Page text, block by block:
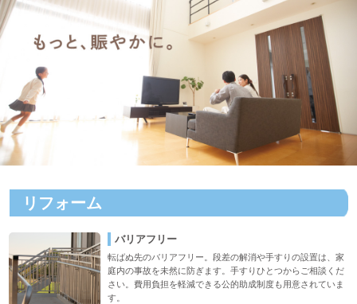
リフォーム
バリアフリー
転ばぬ先のバリアフリー。段差の解消や手すりの設置は、家
庭内の事故を未然に防ぎます。手すりひとつからご相談くだ
さい。費用負担を軽減できる公的助成制度も用意されていま
す。